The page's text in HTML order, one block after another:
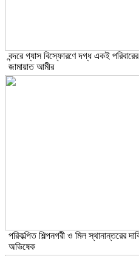
বন্দরে গ্যাস বিস্ফোরণে দগ্ধ একই
জামায়াত আমীর
পরিকল্পিত শিল্পনগরী ও মিল স্থানান্তরের
অভিষেক